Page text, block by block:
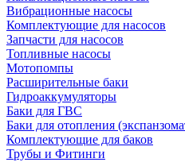
Вибрационные насосы
Комплектующие для насосов
Запчасти для насосов
Топливные насосы
Мотопомпы
Расширительные баки
Гидроаккумуляторы
Баки для ГВС
Баки для отопления
Комплектующие для баков
Трубы и Фитинги